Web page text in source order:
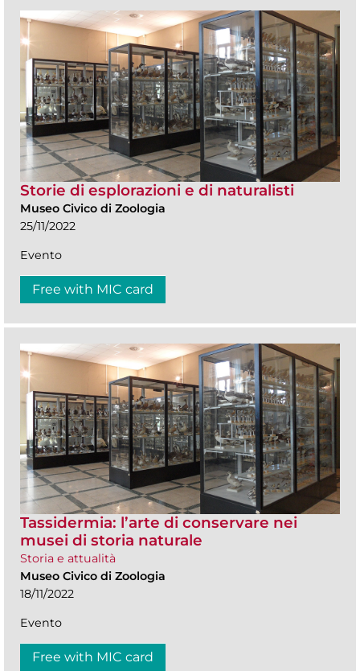
Storie di esplorazioni e di naturalisti
Museo Civico di Zoologia
25/11/2022
Evento
Free with MIC card
Tassidermia: l’arte di conservare nei
musei di storia naturale
Storia e attualità
Museo Civico di Zoologia
18/11/2022
Evento
Free with MIC card